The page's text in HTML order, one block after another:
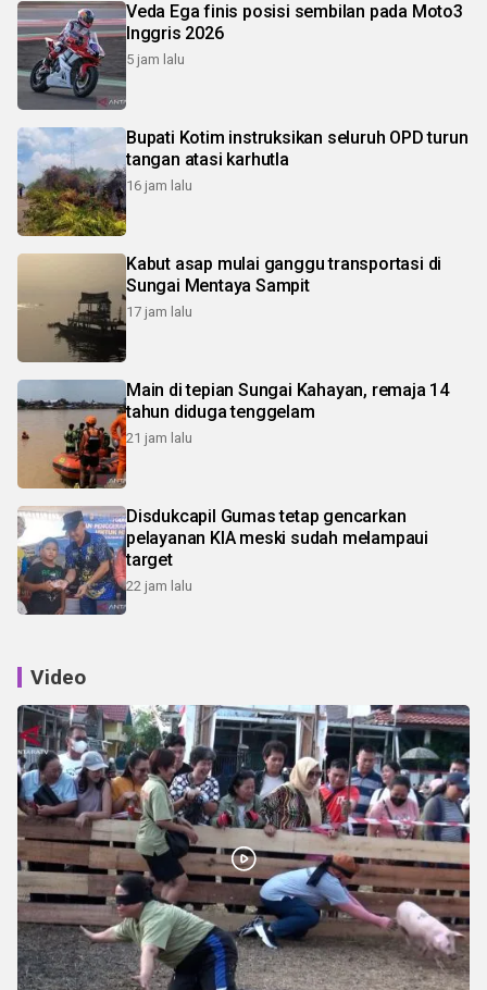
Veda Ega finis posisi sembilan pada Moto3
Inggris 2026
5 jam lalu
Bupati Kotim instruksikan seluruh OPD turun
tangan atasi karhutla
16 jam lalu
Kabut asap mulai ganggu transportasi di
Sungai Mentaya Sampit
17 jam lalu
Main di tepian Sungai Kahayan, remaja 14
tahun diduga tenggelam
21 jam lalu
Disdukcapil Gumas tetap gencarkan
pelayanan KIA meski sudah melampaui
target
22 jam lalu
Video